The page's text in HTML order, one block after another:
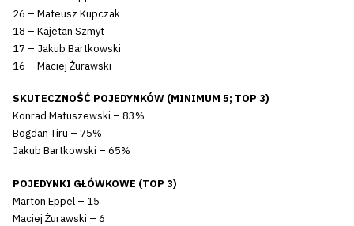
26 – Mateusz Kupczak
18 – Kajetan Szmyt
17 – Jakub Bartkowski
16 – Maciej Żurawski
SKUTECZNOŚĆ POJEDYNKÓW (MINIMUM 5; TOP 3)
Konrad Matuszewski – 83%
Bogdan Tiru – 75%
Jakub Bartkowski – 65%
POJEDYNKI GŁÓWKOWE (TOP 3)
Marton Eppel – 15
Maciej Żurawski – 6